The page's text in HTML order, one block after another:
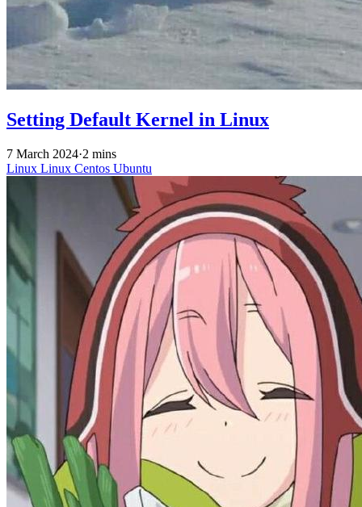
Setting Default Kernel in Linux
7 March 2024·2 mins
Linux Linux Centos Ubuntu